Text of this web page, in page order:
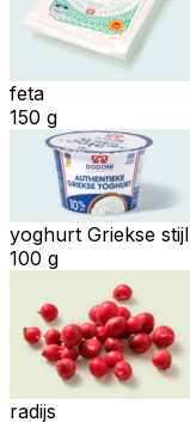
feta
150 g
yoghurt Griekse stijl
100 g
radijs